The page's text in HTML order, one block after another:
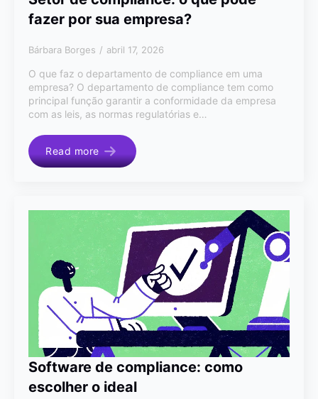
fazer por sua empresa?
Bárbara Borges abril 17, 2026
O que faz o departamento de compliance em uma
empresa? O departamento de compliance tem como
principal função garantir a conformidade da empresa
com as leis, as normas regulatórias e…
Read more
Software de compliance: como
escolher o ideal